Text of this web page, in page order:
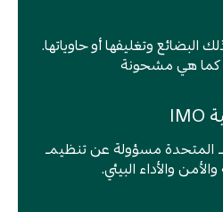
إرسال
إرسال
وتغليفها أو حاوياتها.
هي مشحونة
مسؤولة عن تنظيم
والأداء البيئي.